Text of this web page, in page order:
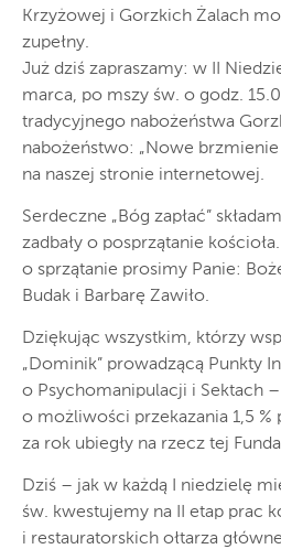
Krzyżowej i Gorzkich Żalach
zupełny.
Już dziś zapraszamy: w II
marca, po mszy św. o godz.
tradycyjnego nabożeństwa
nabożeństwo: „Nowe
na naszej stronie internetowej.
Serdeczne „Bóg zapłać”
zadbały o posprzątanie
o sprzątanie prosimy Panie:
Budak i Barbarę Zawiło.
Dziękując wszystkim, którzy
„Dominik” prowadzącą Punkty
o Psychomanipulacji i Sektach
o możliwości przekazania 1,5 %
za rok ubiegły na rzecz tej
Dziś – jak w każdą I niedzielę
św. kwestujemy na II etap prac
i restauratorskich ołtarza